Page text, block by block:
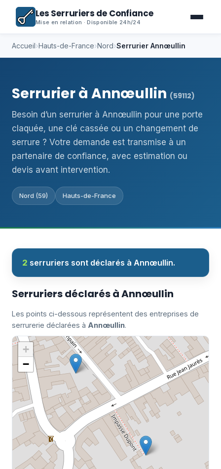
Les Serruriers de Confiance
Mise en relation · Disponible 24h/24
Accueil›Hauts-de-France›Nord›Serrurier Annœullin
Serrurier à Annœullin (59112)
Besoin d’un serrurier à Annœullin pour une porte
claquée, une clé cassée ou un changement de
serrure ? Votre demande est transmise à un
partenaire de confiance, avec estimation ou
devis avant intervention.
Nord (59) Hauts-de-France
2 serruriers sont déclarés à Annœullin.
Serruriers déclarés à Annœullin
Les points ci-dessous représentent des entreprises de
serrurerie déclarées à Annœullin.
+
−